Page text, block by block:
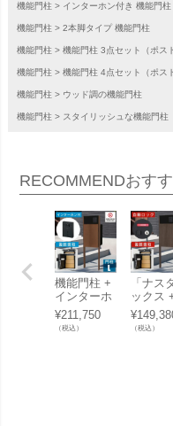
機能門柱 インターホン付き 機能門柱
機能門柱 2本脚タイプ 機能門柱
機能門柱 機能門柱 3点セット（ポス
機能門柱 機能門柱 4点セット（ポス
機能門柱 ウッド調の機能門柱
機能門柱 スタイリッシュな機能門柱
RECOMMENDおす
機能門柱 +
インターホ
ンセット
「ナスタボ
ックス +ポ
¥211,750
（税込）
「ナス
ックス
スト M
ズ 門柱
ニット [
¥
（税込）